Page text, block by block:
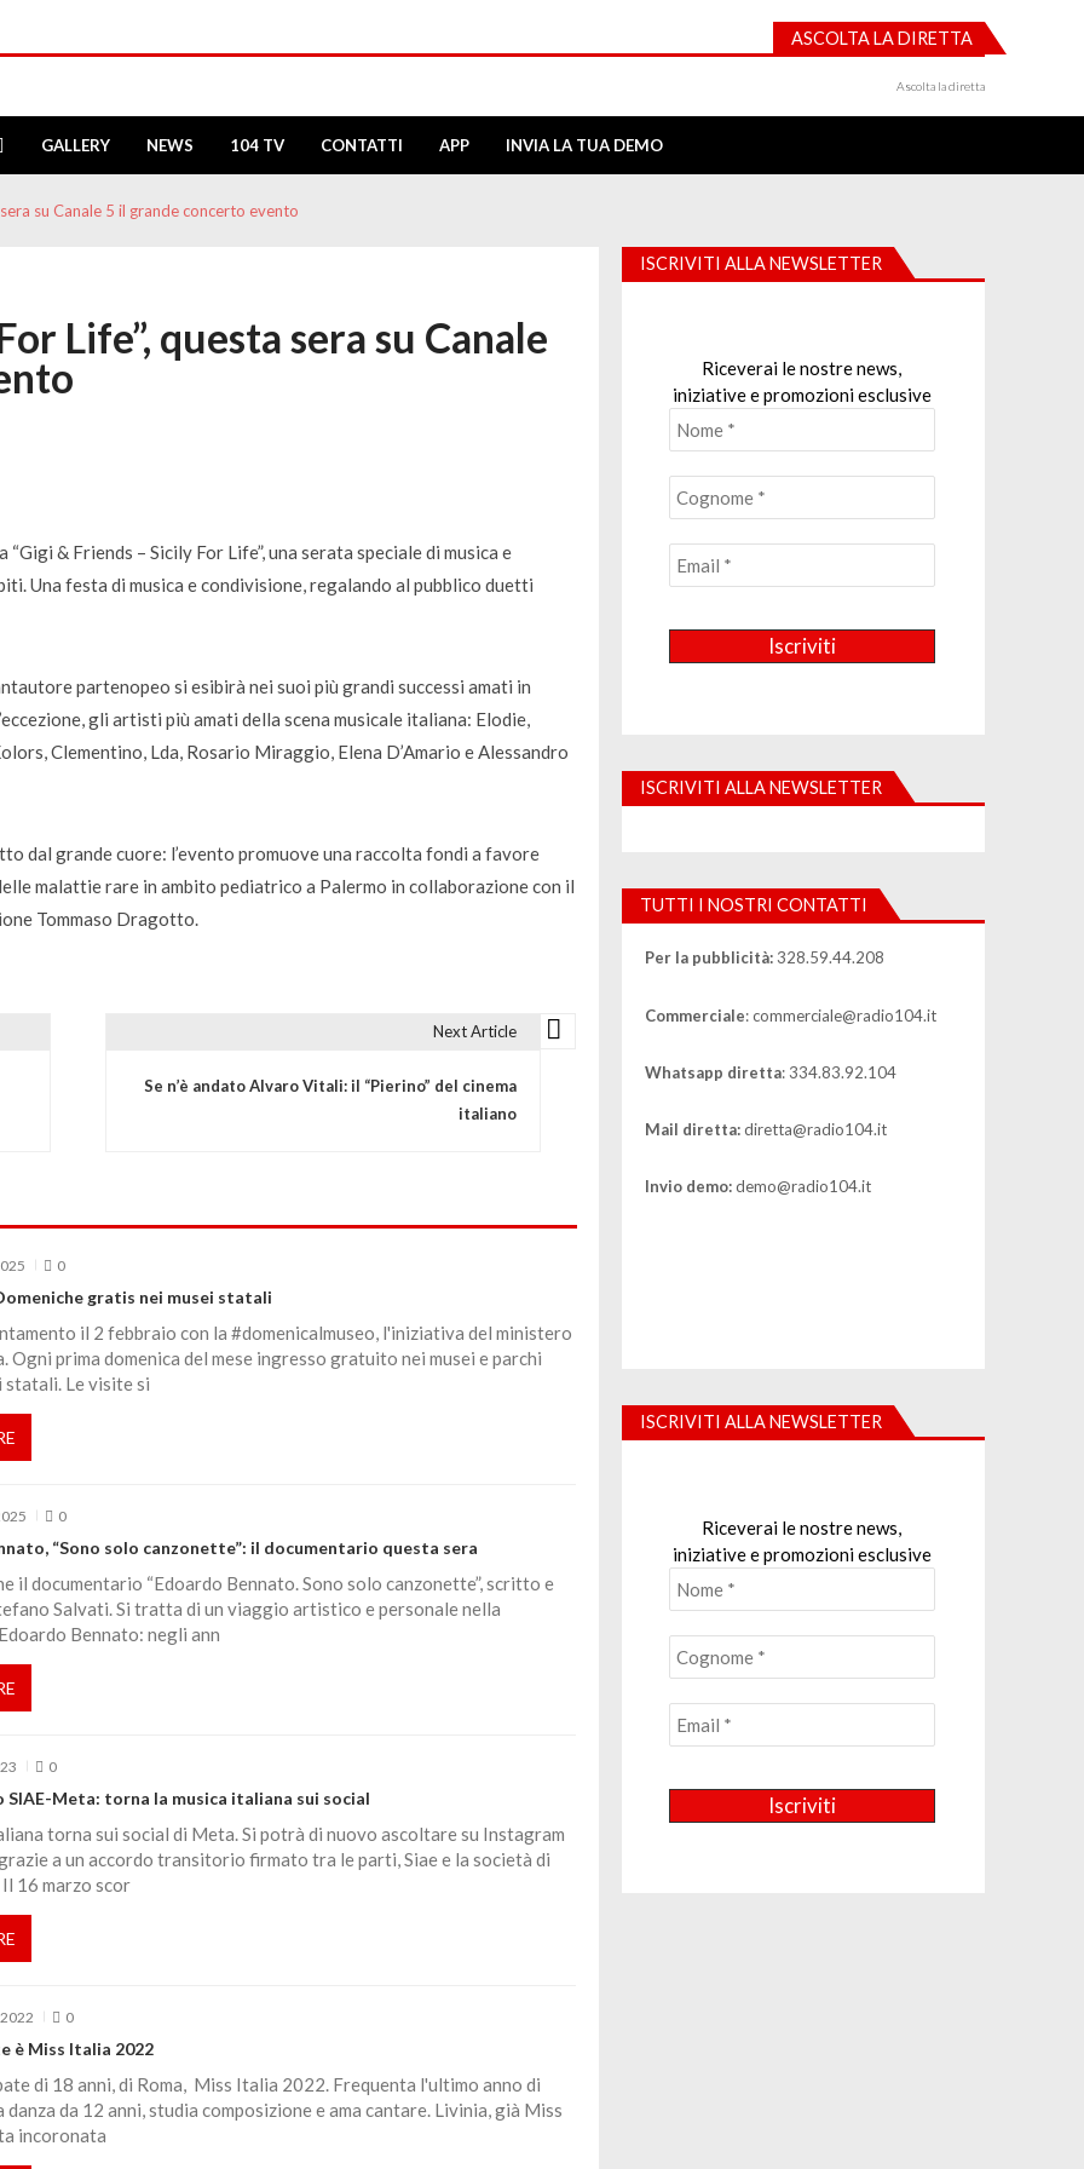
ASCOLTA LA DIRETTA
Ascolta la diretta
GALLERY NEWS 104 TV CONTATTI APP INVIA LA TUA DEMO
su Canale 5 il grande concerto evento
Life”, questa sera su Canale
& Friends – Sicily For Life”, una serata speciale di musica e
Una festa di musica e condivisione, regalando al pubblico duetti
partenopeo si esibirà nei suoi più grandi successi amati in
gli artisti più amati della scena musicale italiana: Elodie,
Clementino, Lda, Rosario Miraggio, Elena D’Amario e Alessandro
dal grande cuore: l’evento promuove una raccolta fondi a favore
malattie rare in ambito pediatrico a Palermo in collaborazione con il
Tommaso Dragotto.
Next Article
Se n’è andato Alvaro Vitali: il “Pierino” del cinema
italiano
0
gratis nei musei statali
il 2 febbraio con la #domenicalmuseo, l'iniziativa del ministero
Ogni prima domenica del mese ingresso gratuito nei musei e parchi
Le visite si
0
“Sono solo canzonette”: il documentario questa sera
il documentario “Edoardo Bennato. Sono solo canzonette”, scritto e
Salvati. Si tratta di un viaggio artistico e personale nella
Bennato: negli ann
0
SIAE-Meta: torna la musica italiana sui social
torna sui social di Meta. Si potrà di nuovo ascoltare su Instagram
a un accordo transitorio firmato tra le parti, Siae e la società di
16 marzo scor
0
è Miss Italia 2022
di 18 anni, di Roma, Miss Italia 2022. Frequenta l'ultimo anno di
danza da 12 anni, studia composizione e ama cantare. Livinia, già Miss
incoronata
ISCRIVITI ALLA NEWSLETTER
Riceverai le nostre news,
iniziative e promozioni esclusive
ISCRIVITI ALLA NEWSLETTER
TUTTI I NOSTRI CONTATTI
Per la pubblicità:328.59.44.208
Commerciale: commerciale@radio104.it
Whatsapp diretta: 334.83.92.104
Mail diretta:diretta@radio104.it
Invio demo:demo@radio104.it
ISCRIVITI ALLA NEWSLETTER
Riceverai le nostre news,
iniziative e promozioni esclusive